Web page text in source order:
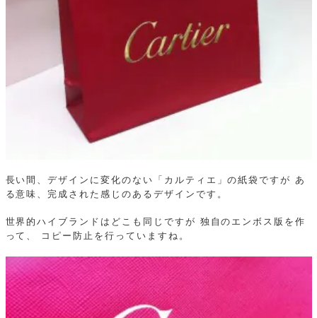
長い間、デザインに変化のない「カルティエ」の紙袋ですが あ
る意味、完成された感じのあるデザインです。
世界的ハイブランドはどこも同じですが 独自のエンボス版を作
って、
コピー防止を行っていますね。